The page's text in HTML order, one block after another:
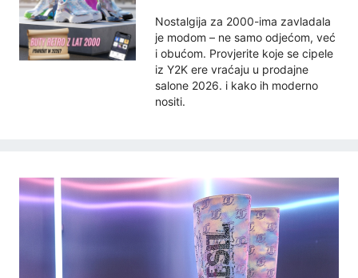
Nostalgija za 2000-ima zavladala
je modom – ne samo odjećom, već
i obućom. Provjerite koje se cipele
iz Y2K ere vraćaju u prodajne
salone 2026. i kako ih moderno
nositi.